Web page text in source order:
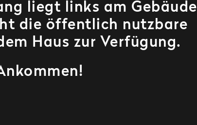
liegt links am Gebäude
die öffentlich nutzbare
Haus zur Verfügung.